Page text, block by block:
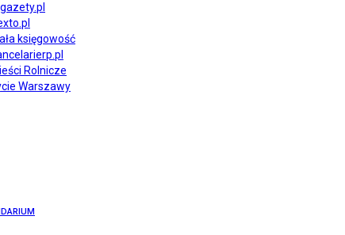
księgowość
Rolnicze
Warszawy